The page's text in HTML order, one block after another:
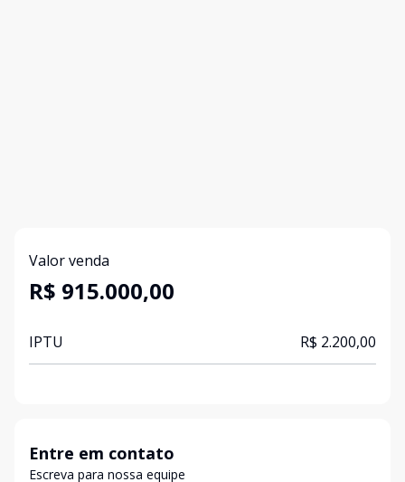
Valor venda
R$ 915.000,00
IPTU R$ 2.200,00
Entre em contato
Escreva para nossa equipe